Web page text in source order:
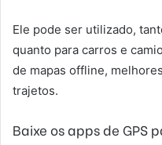
Ele pode ser utilizado,
quanto para carros e
de mapas offline,
trajetos.
Baixe os apps de GPS